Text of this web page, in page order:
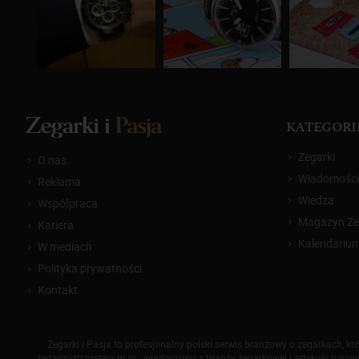
O nas
Reklama
Współpraca
Kariera
W mediach
Polityka prywatności
Kontakt
Zegarki
Wiadomości
Wiedza
Magazyn
Zegarki i Pasja to profesjonalny polski serwis branżowy o zegarkach,